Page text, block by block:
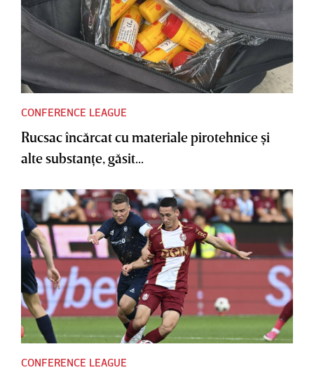
CONFERENCE LEAGUE
Rucsac încărcat cu materiale pirotehnice şi
alte substanţe, găsit...
CONFERENCE LEAGUE